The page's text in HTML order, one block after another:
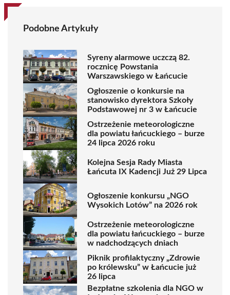
Podobne Artykuły
Syreny alarmowe uczczą 82.
rocznicę Powstania
Warszawskiego w Łańcucie
Ogłoszenie o konkursie na
stanowisko dyrektora Szkoły
Podstawowej nr 3 w Łańcucie
Ostrzeżenie meteorologiczne
dla powiatu łańcuckiego – burze
24 lipca 2026 roku
Kolejna Sesja Rady Miasta
Łańcuta IX Kadencji Już 29 Lipca
Ogłoszenie konkursu „NGO
Wysokich Lotów” na 2026 rok
Ostrzeżenie meteorologiczne
dla powiatu łańcuckiego – burze
w nadchodzących dniach
Piknik profilaktyczny „Zdrowie
po królewsku” w Łańcucie już
26 lipca
Bezpłatne szkolenia dla NGO w